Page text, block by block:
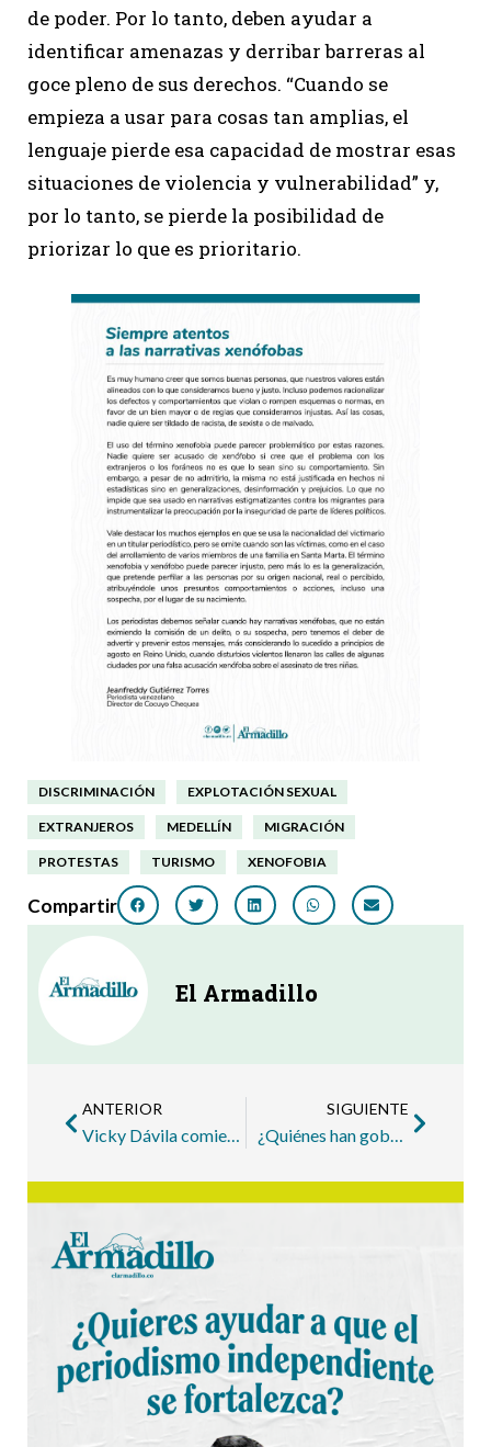
de poder. Por lo tanto, deben ayudar a
identificar amenazas y derribar barreras al
goce pleno de sus derechos. “Cuando se
empieza a usar para cosas tan amplias, el
lenguaje pierde esa capacidad de mostrar esas
situaciones de violencia y vulnerabilidad” y,
por lo tanto, se pierde la posibilidad de
priorizar lo que es prioritario.
DISCRIMINACIÓN EXPLOTACIÓN SEXUAL
EXTRANJEROS MEDELLÍN MIGRACIÓN
PROTESTAS TURISMO XENOFOBIA
Compartir
El Armadillo
ANTERIOR
Vicky Dávila comienza en Medellín una gira con aires de candidata y con el sello de la Alcaldía, Eafit y Comfama
SIGUIENTE
¿Quiénes han gobernado a Medellín en los últimos 20 años?